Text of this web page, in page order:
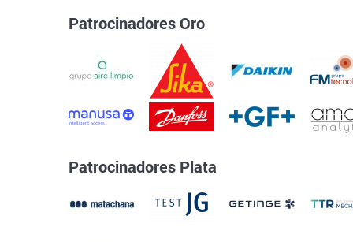
Patrocinadores Oro
Patrocinadores Plata